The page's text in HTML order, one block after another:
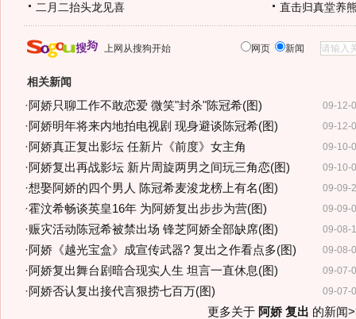
二月二抬头龙见喜 直击归真堂养
上网从搜狗开始 网页 新闻
相关新闻
09-12-
·阿娇只聊工作不敢恋爱 微笑"封杀"陈冠希(图)
09-12-
·阿娇明年将来内地拍电视剧 现身避谈陈冠希(图)
09-10-
·阿娇真正复出影坛 任新片《前度》女主角
09-10-
·阿娇复出再战影坛 新片周旋两男之间玩三角恋(图)
09-09-
·想娶阿娇的四个男人 陈冠希麦浚龙榜上有名(图)
09-09-
·霍汶希畅谈英皇16年 为阿娇复出步步为营(图)
09-08-
·赈灾活动陈冠希被禁出场 锋芝阿娇全部缺席(图)
09-08-
·阿娇《越光宝盒》成宣传武器? 复出之作看点多(图)
09-07-
·阿娇复出舞台剧暗合现实人生 坦言一直休息(图)
09-07-
·阿娇否认复出接代言狠捞七百万(图)
更多关于 阿娇 复出 的新闻